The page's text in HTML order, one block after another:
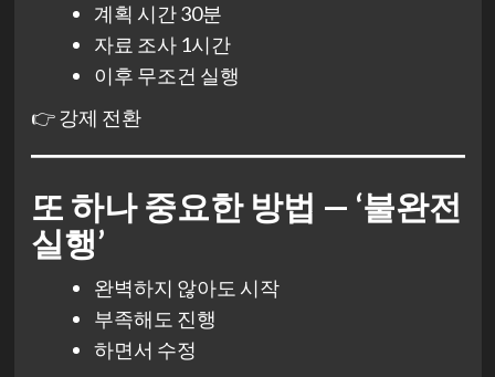
계획 시간 30분
자료 조사 1시간
이후 무조건 실행
👉 강제 전환
또 하나 중요한 방법 — ‘불완전
실행’
완벽하지 않아도 시작
부족해도 진행
하면서 수정